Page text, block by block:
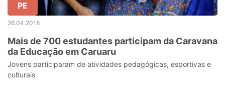
PE
26.04.2018
Mais de 700 estudantes participam da Caravana
da Educação em Caruaru
Jovens participaram de atividades pedagógicas, esportivas e
culturais